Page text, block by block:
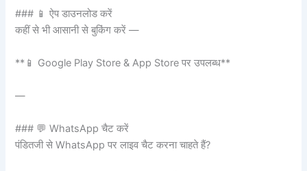
### 📱 ऐप डाउनलोड करें
कहीं से भी आसानी से बुकिंग करें —
**📱 Google Play Store & App Store पर उपलब्ध**
—
### 💬 WhatsApp चैट करें
पंडितजी से WhatsApp पर लाइव चैट करना चाहते हैं?